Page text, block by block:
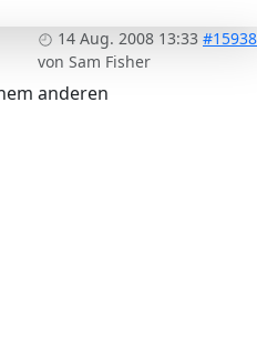
14 Aug. 2008 13:33 #15938
von Sam Fisher
anderen